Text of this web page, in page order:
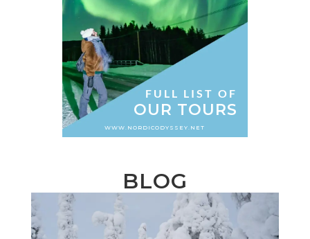
FULL LIST OF
OUR TOURS
WWW.NORDICODYSSEY.NET
BLOG